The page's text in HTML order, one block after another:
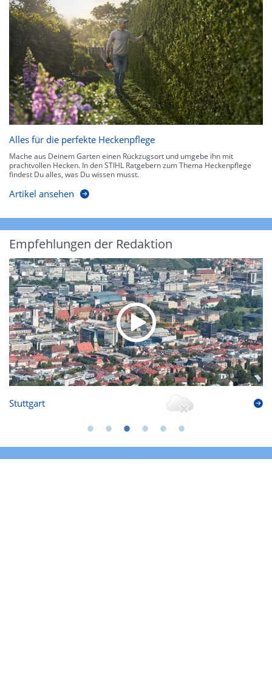
Alles für die perfekte Heckenpflege
Mache aus Deinem Garten einen Rückzugsort und umgebe ihn mit
prachtvollen Hecken. In den STIHL Ratgebern zum Thema Heckenpflege
findest Du alles, was Du wissen musst.
Artikel ansehen
Empfehlungen der Redaktion
Stuttgart